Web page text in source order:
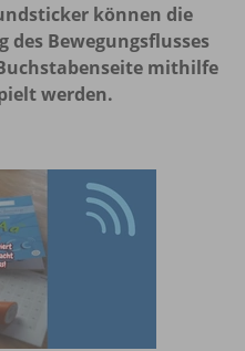
können die
Bewegungsflusses
mithilfe
werden.